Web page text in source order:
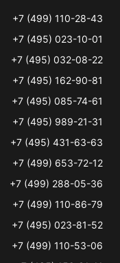
+7 (499) 110-28-43
+7 (495) 023-10-01
+7 (495) 032-08-22
+7 (495) 162-90-81
+7 (495) 085-74-61
+7 (495) 989-21-31
+7 (495) 431-63-63
+7 (499) 653-72-12
+7 (499) 288-05-36
+7 (499) 110-86-79
+7 (495) 023-81-52
+7 (499) 110-53-06